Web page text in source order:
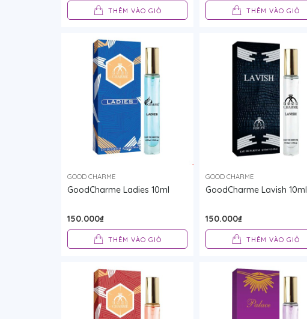
THÊM VÀO GIỎ THÊM VÀO GIỎ
GOOD CHARME
GoodCharme Ladies 10ml
150.000₫
THÊM VÀO GIỎ
GOOD CHARME
GoodCharme Lavish 10ml
150.000₫
THÊM VÀO GIỎ